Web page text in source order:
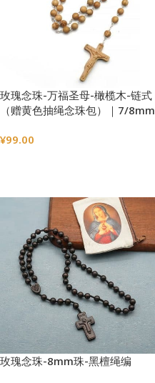
玫瑰念珠-万福圣母-橄榄木-链式
（赠黄色抽绳念珠包）｜7/8mm
¥99.00
玫瑰念珠-8mm珠-黑檀绳编